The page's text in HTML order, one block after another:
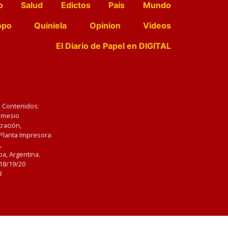
Salud Edictos País
Mundo
Quiniela Opinion
Videos
El Diario de Papel en DIGITAL
Impresora:
Argentina.
19/20